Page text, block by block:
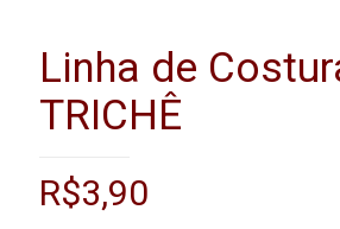
Linha de
TRICHÊ
R$3,90